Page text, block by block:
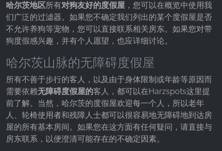
哈尔茨地区所有对狗友好的度假屋 ，您可以在概览中使用我
们广泛的过滤器。如果您不确定我们列出的某个度假屋是否
不允许养狗等宠物，您可以直接联系相关房东。如果您对带
狗度假感兴趣，并有个人愿望，也应详细讨论。
哈尔茨山脉的无障碍度假屋
所有不善于步行的客人，以及由于身体限制或年龄等原因而
需要依赖无障碍度假屋的客人，都可以在Harzspots这里提
前了解。当然，哈尔茨的度假屋欢迎每一个人，所以老年
人、轮椅使用者和残障人士都可以很容易地无障碍地到达房
屋的所有基本房间。如果您在这方面有任何疑问，请直接与
房东联系，以便澄清可能存在的不确定因素。